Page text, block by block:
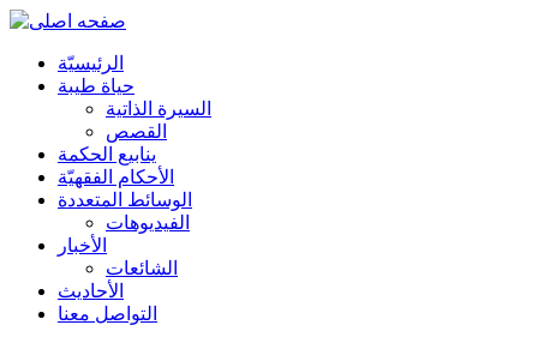
الرئیسیّة
حياة طيبة
السيرة الذاتية
القصص
ينابيع الحكمة
الأحکام الفقهیّة
الوسائط المتعددة
الفیدیوهات
الأخبار
الشائعات
الأحادیث
التواصل معنا